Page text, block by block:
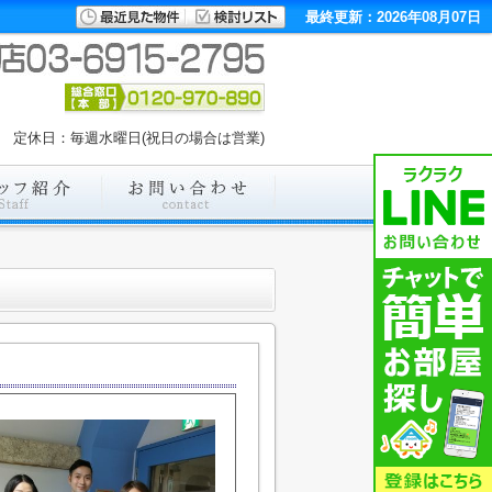
最終更新：2026年08月07日
休日：毎週水曜日(祝日の場合は営業)